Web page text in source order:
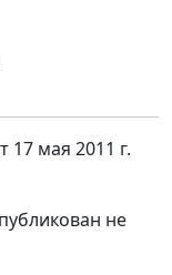
17 мая 2011 г.
не